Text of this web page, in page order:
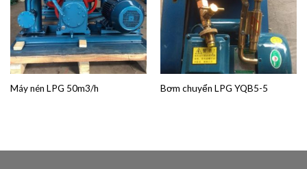
Máy nén LPG 50m3/h Bơm chuyển LPG YQB5-5